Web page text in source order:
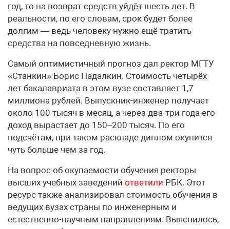
год, то на возврат средств уйдёт шесть лет. В
реальности, по его словам, срок будет более
долгим — ведь человеку нужно ещё тратить
средства на повседневную жизнь.
Самый оптимистичный прогноз дал ректор МГТУ
«Станкин» Борис Падалкин. Стоимость четырёх
лет бакалавриата в этом вузе составляет 1,7
миллиона рублей. Выпускник-инженер получает
около 100 тысяч в месяц, а через два-три года его
доход вырастает до 150–200 тысяч. По его
подсчётам, при таком раскладе диплом окупится
чуть больше чем за год.
На вопрос об окупаемости обучения ректоры
высших учебных заведений ответили РБК. Этот
ресурс также анализировал стоимость обучения в
ведущих вузах страны по инженерным и
естественно-научным направлениям. Выяснилось,